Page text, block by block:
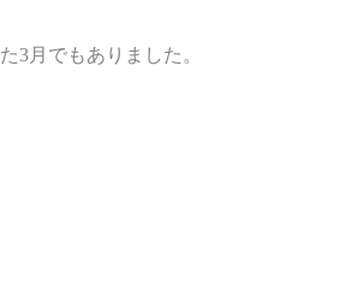
3月でもありました。